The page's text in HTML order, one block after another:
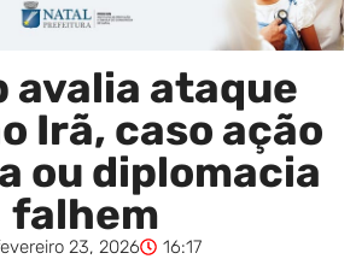
avalia ataque
Irã, caso ação
ou diplomacia
falhem
23, 2026 16:17